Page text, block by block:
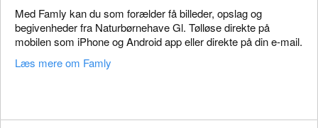
Med Famly kan du som forælder få billeder, opslag og
begivenheder fra Naturbørnehave Gl. Tølløse direkte på
mobilen som iPhone og Android app eller direkte på din e-mail.
Læs mere om Famly